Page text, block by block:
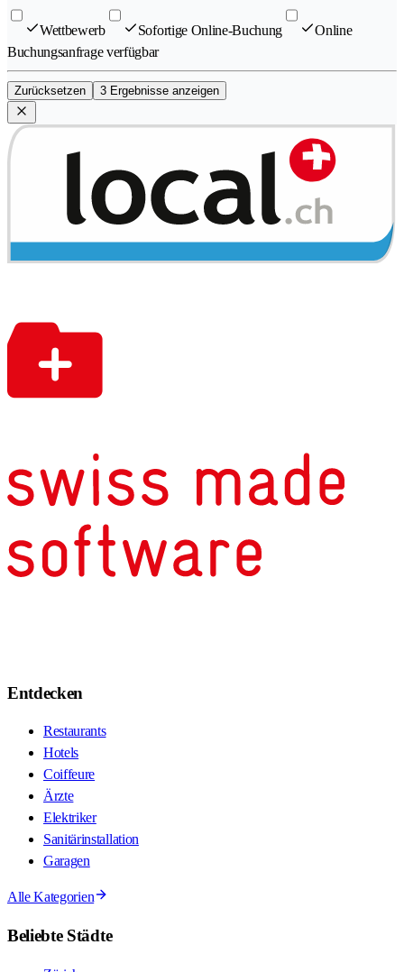
Wettbewerb Sofortige Online-Buchung
Online
Buchungsanfrage verfügbar
Zurücksetzen 3 Ergebnisse anzeigen
Entdecken
Restaurants
Hotels
Coiffeure
Ärzte
Elektriker
Sanitärinstallation
Garagen
Alle Kategorien
Beliebte Städte